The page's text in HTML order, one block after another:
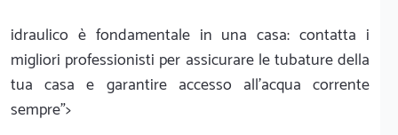
idraulico è fondamentale in una casa: contatta i
migliori professionisti per assicurare le tubature della
tua casa e garantire accesso all'acqua corrente
sempre">